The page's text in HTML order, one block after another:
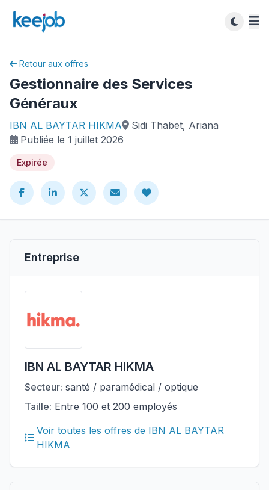
Retour aux offres
Gestionnaire des Services
Généraux
IBN AL BAYTAR HIKMA
Sidi Thabet, Ariana
Publiée le 1 juillet 2026
Expirée
Entreprise
IBN AL BAYTAR HIKMA
Secteur: santé / paramédical / optique
Taille: Entre 100 et 200 employés
Voir toutes les offres de IBN AL BAYTAR
HIKMA